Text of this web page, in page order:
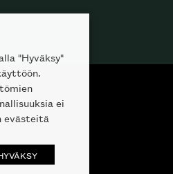
"Hyväksy"
ei
evästeitä